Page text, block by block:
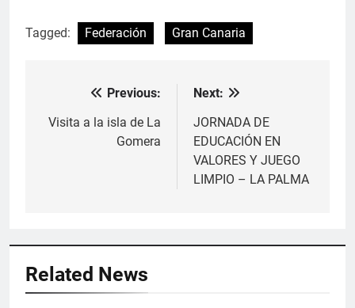
Tagged: Federación Gran Canaria
Navegación
de
Previous:
Visita a la isla de La
Gomera
Next:
JORNADA DE
EDUCACIÓN EN
VALORES Y JUEGO
LIMPIO – LA PALMA
Related News